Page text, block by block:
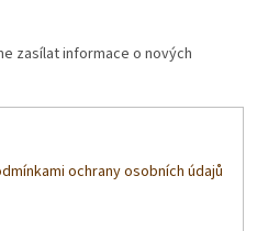
zasílat informace o nových
ochrany osobních údajů